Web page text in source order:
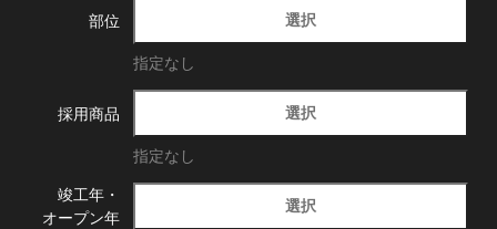
部位 選択
指定なし
採用商品 選択
指定なし
竣工年・
オープン年
選択